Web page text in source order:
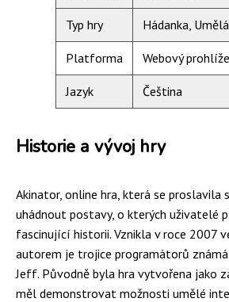
Typ hry Hádanka,
Platforma Webový
Jazyk Čeština
Historie a vývoj hry
Akinator, online hra, která se proslavila
uhádnout postavy, o kterých uživatelé
fascinující historii. Vznikla v roce 2007
autorem je trojice programátorů známá
Jeff. Původně byla hra vytvořena jako
měl demonstrovat možnosti umělé